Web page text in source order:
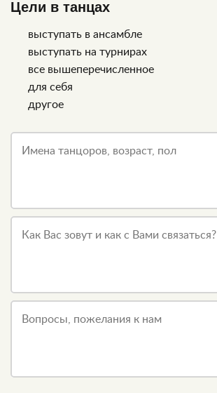
Цели в танцах
выступать в ансамбле
выступать на турнирах
все вышеперечисленное
для себя
другое
Имена танцоров, возраст, пол
Как Вас зовут и как с Вами связаться?
Вопросы, пожелания к нам